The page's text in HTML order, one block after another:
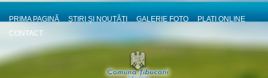
PRIMA PAGINĂ ȘTIRI ȘI NOUȚĂȚI GALERIE FOTO
PLATI ONLINE
CONTACT